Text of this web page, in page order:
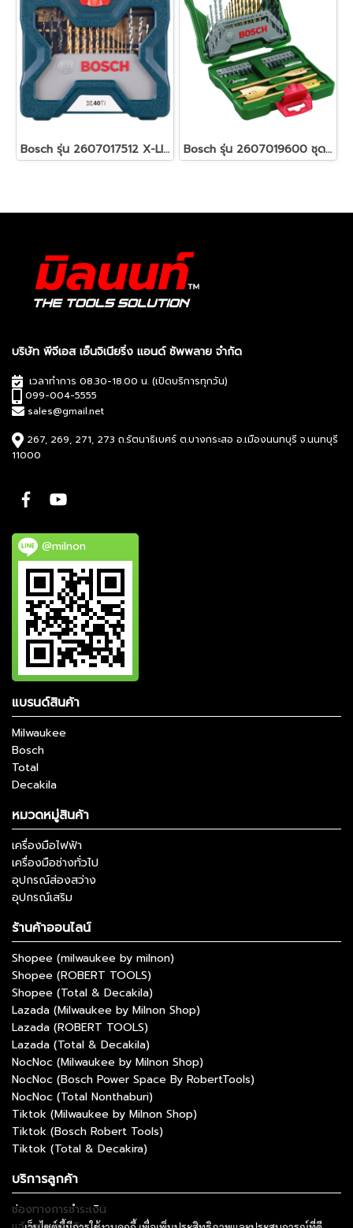
Bosch รุ่น 2607017512 X-LINE (40 PCS) - BLUE รหัส 2607017512 Bosch รุ่น 2607019600 ชุด X-line - 40 Pcs. รหัส 2607019600
บริษัท พีจีเอส เอ็นจิเนียริ่ง แอนด์ ซัพพลาย จำกัด
เวลาทำการ 08.30-18.00 น. (เปิดบริการทุกวัน)
099-004-5555
sales@gmail.net
267, 269, 271, 273 ถ.รัตนาธิเบศร์ ต.บางกระสอ อ.เมืองนนทบุรี จ.นนทบุรี
11000
@milnon
แบรนด์สินค้า
Milwaukee
Bosch
Total
Decakila
หมวดหมู่สินค้า
เครื่องมือไฟฟ้า
เครื่องมือช่างทั่วไป
อุปกรณ์ส่องสว่าง
อุปกรณ์เสริม
ร้านค้าออนไลน์
Shopee (milwaukee by milnon)
Shopee (ROBERT TOOLS)
Shopee (Total & Decakila)
Lazada (Milwaukee by Milnon Shop)
Lazada (ROBERT TOOLS)
Lazada (Total & Decakila)
NocNoc (Milwaukee by Milnon Shop)
NocNoc (Bosch Power Space By RobertTools)
NocNoc (Total Nonthaburi)
Tiktok (Milwaukee by Milnon Shop)
Tiktok (Bosch Robert Tools)
Tiktok (Total & Decakira)
บริการลูกค้า
ช่องทางการชำระเงิน